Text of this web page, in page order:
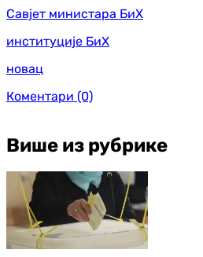
Савјет министара БиХ
институције БиХ
новац
Коментари (0)
Више из рубрике